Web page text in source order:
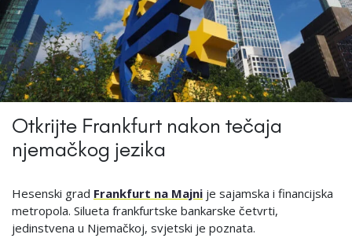
Otkrijte Frankfurt nakon tečaja
njemačkog jezika
Hesenski grad Frankfurt na Majni je sajamska i financijska
metropola. Silueta frankfurtske bankarske četvrti,
jedinstvena u Njemačkoj, svjetski je poznata.